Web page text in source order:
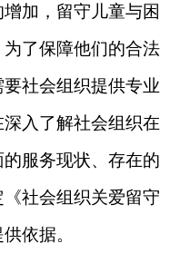
加，留守儿童与困
了保障他们的合法
社会组织提供专业
入了解社会组织在
服务现状、存在的
社会组织关爱留守
依据。